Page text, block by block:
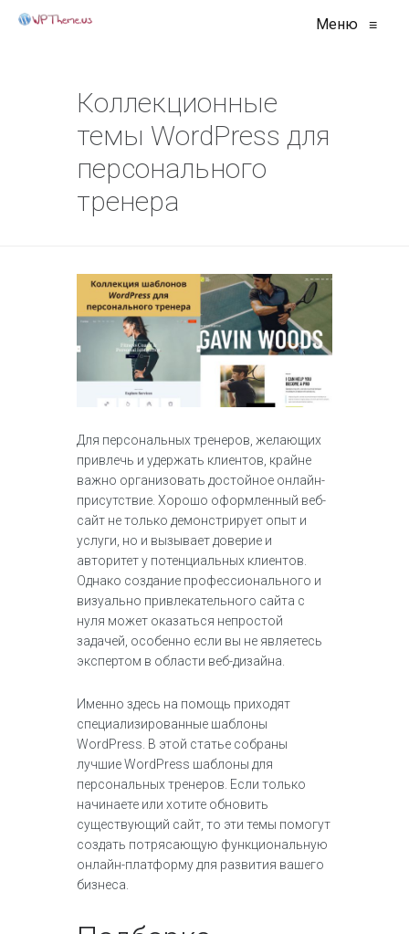
Меню ≡
Коллекционные
темы WordPress для
персонального
тренера
Для персональных тренеров, желающих
привлечь и удержать клиентов, крайне
важно организовать достойное онлайн-
присутствие. Хорошо оформленный веб-
сайт не только демонстрирует опыт и
услуги, но и вызывает доверие и
авторитет у потенциальных клиентов.
Однако создание профессионального и
визуально привлекательного сайта с
нуля может оказаться непростой
задачей, особенно если вы не являетесь
экспертом в области веб-дизайна.
Именно здесь на помощь приходят
специализированные шаблоны
WordPress. В этой статье собраны
лучшие WordPress шаблоны для
персональных тренеров. Если только
начинаете или хотите обновить
существующий сайт, то эти темы помогут
создать потрясающую функциональную
онлайн-платформу для развития вашего
бизнеса.